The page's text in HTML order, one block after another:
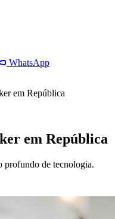
WhatsApp
em República
em República
profundo de tecnologia.